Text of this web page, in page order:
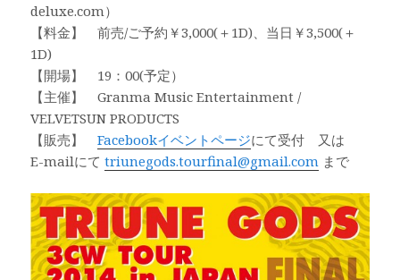
deluxe.com）
【料金】 前売/ご予約￥3,000(＋1D)、当日￥3,500(＋
1D)
【開場】 19：00(予定）
【主催】 Granma Music Entertainment /
VELVETSUN PRODUCTS
【販売】Facebookイベントページにて受付 又は
E-mailにてtriunegods.tourfinal@gmail.com まで